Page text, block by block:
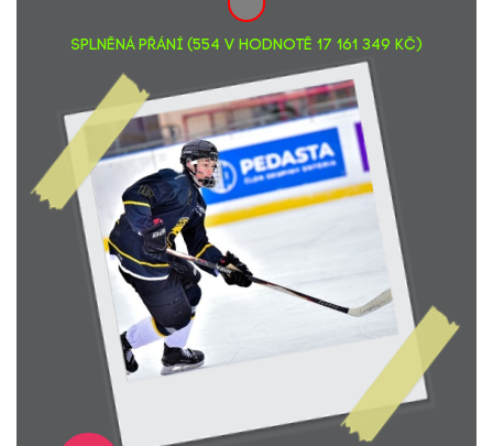
SPLNĚNÁ PŘÁNÍ (554 v hodnotě 17 161 349 Kč)